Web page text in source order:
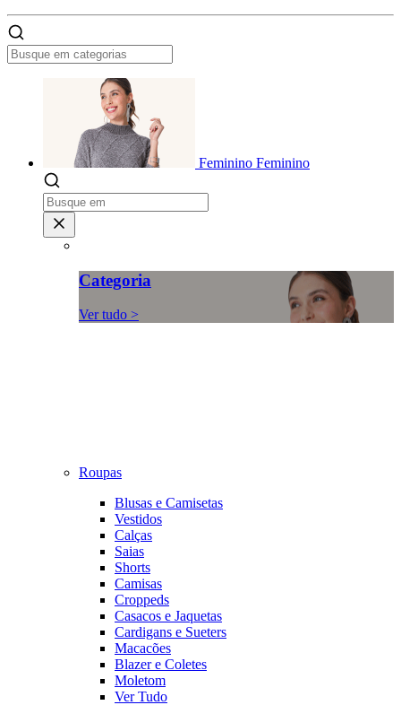
Feminino Feminino
Categoria
Ver tudo >
Roupas
Blusas e Camisetas
Vestidos
Calças
Saias
Shorts
Camisas
Croppeds
Casacos e Jaquetas
Cardigans e Sueters
Macacões
Blazer e Coletes
Moletom
Ver Tudo